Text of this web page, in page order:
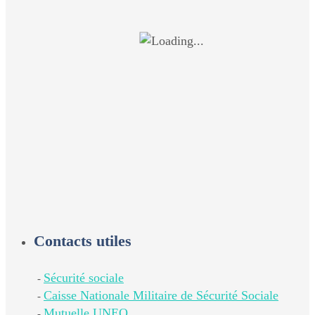
Contacts utiles
- Sécurité sociale
- Caisse Nationale Militaire de Sécurité Sociale